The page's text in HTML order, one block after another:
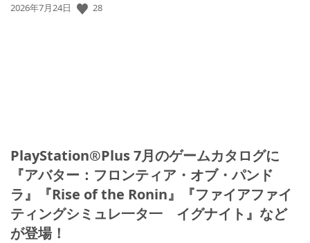
公
2026年7月24日 28
PlayStation®Plus 7月のゲームカタログに
『アバター：フロンティア・オブ・パンド
ラ』『Rise of the Ronin』『ファイアファイ
ティングシミュレ一タ一 イグナイト』など
が登場！